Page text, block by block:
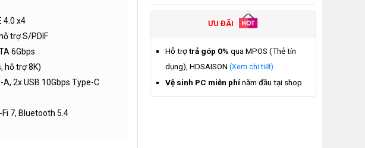
4.0 x4
trợ S/PDIF
6Gbps
hỗ trợ 8K)
A, 2x USB 10Gbps Type-C
7, Bluetooth 5.4
ƯU ĐÃI
Hỗ trợtrả góp 0% qua MPOS (Thẻ tín
dụng), HDSAISON (Xem chi tiết)
Vệ sinh PC miễn phínăm đầu tại shop